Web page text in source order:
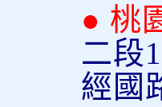
● 桃
二段
經國